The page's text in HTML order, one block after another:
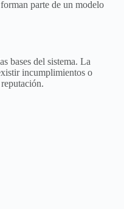
parte de un modelo
bases del sistema. La
incumplimientos o